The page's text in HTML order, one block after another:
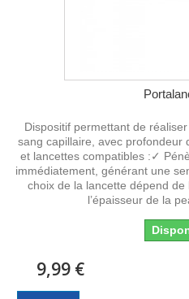
Dispositif permettant de
sang capillaire, avec profondeur
et lancettes compatibles :✓
immédiatement, générant une
choix de la lancette dépend de
l’épaisseur de la
9,99 €